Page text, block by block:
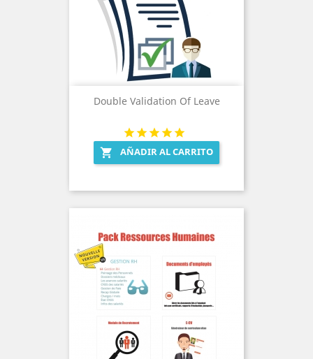
Double Validation Of Leave
 AÑADIR AL CARRITO